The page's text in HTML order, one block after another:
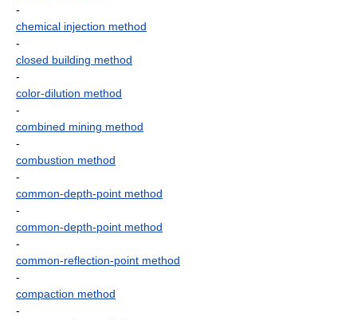
-
chemical injection method
-
closed building method
-
color-dilution method
-
combined mining method
-
combustion method
-
common-depth-point method
-
common-depth-point method
-
common-reflection-point method
-
compaction method
-